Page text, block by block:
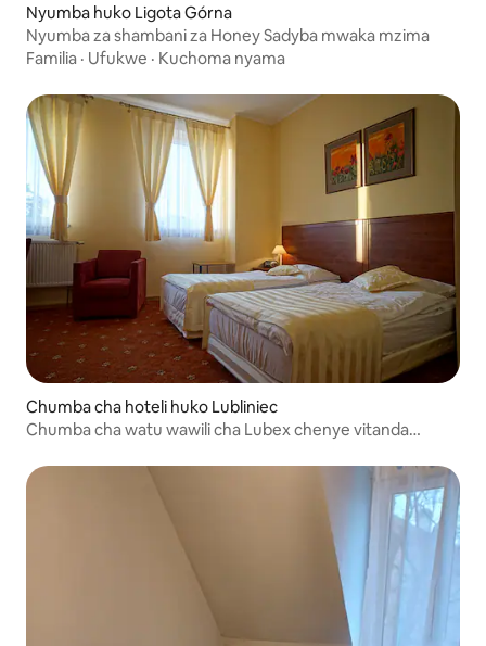
Nyumba huko Ligota Górna
Nyumba za shambani za Honey Sadyba mwaka mzima
Familia · Ufukwe · Kuchoma nyama
Chumba cha hoteli huko Lubliniec
Chumba cha watu wawili cha Lubex chenye vitanda